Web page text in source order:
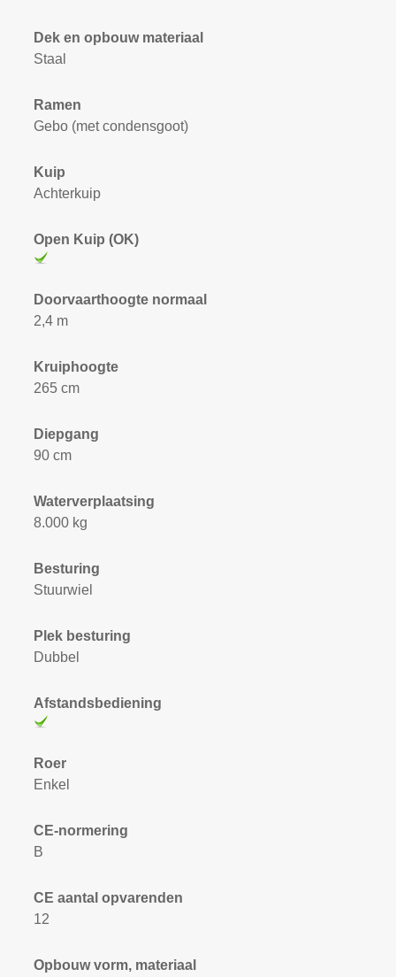
Dek en opbouw materiaal
Staal
Ramen
Gebo (met condensgoot)
Kuip
Achterkuip
Open Kuip (OK)
Doorvaarthoogte normaal
2,4 m
Kruiphoogte
265 cm
Diepgang
90 cm
Waterverplaatsing
8.000 kg
Besturing
Stuurwiel
Plek besturing
Dubbel
Afstandsbediening
Roer
Enkel
CE-normering
B
CE aantal opvarenden
12
Opbouw vorm, materiaal